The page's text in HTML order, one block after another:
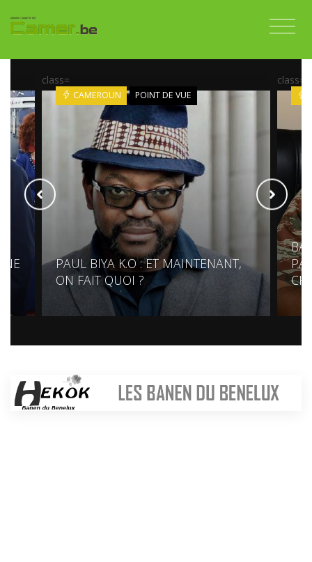
class=
CAMEROUN POINT DE VUE
PAUL BIYA K.O : ET MAINTENANT,
ON FAIT QUOI ?
class=